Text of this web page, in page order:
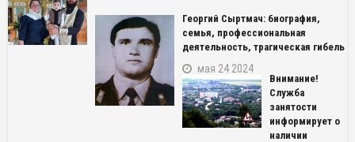
Георгий Сыртмач: биография,
семья, профессиональная
деятельность, трагическая гибель
мая 24 2024
Внимание!
Служба
занятости
информирует о
наличии